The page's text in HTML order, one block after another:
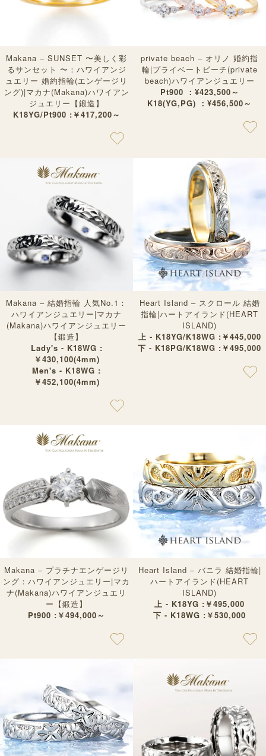
Makana – SUNSET 〜美しく彩
るサンセット 〜：ハワイアンジ
ュエリー 婚約指輪(エンゲージリ
ング)|マカナ(Makana)ハワイアン
ジュエリー【鍛造】
K18YG/Pt900 :￥417,200～
private beach – オリノ 婚約指
輪|プライベートビーチ(private
beach)ハワイアンジュエリー
Pt900 ：¥423,500～
K18(YG,PG) ：¥456,500～
Makana – 結婚指輪 人気No.1：
ハワイアンジュエリー|マカナ
(Makana)ハワイアンジュエリー
【鍛造】
Lady's - K18WG :
￥430,100(4mm)
Men's - K18WG :
￥452,100(4mm)
Heart Island – スクロール 結婚
指輪|ハートアイランド(HEART
ISLAND)
上 - K18YG/K18WG :￥445,000
下 - K18PG/K18WG :￥495,000
Makana – プラチナエンゲージリ
ング：ハワイアンジュエリー|マカ
ナ(Makana)ハワイアンジュエリ
ー【鍛造】
Pt900 :￥494,000～
Heart Island – バニラ 結婚指輪|
ハートアイランド(HEART
ISLAND)
上 - K18YG :￥495,000
下 - K18WG :￥530,000